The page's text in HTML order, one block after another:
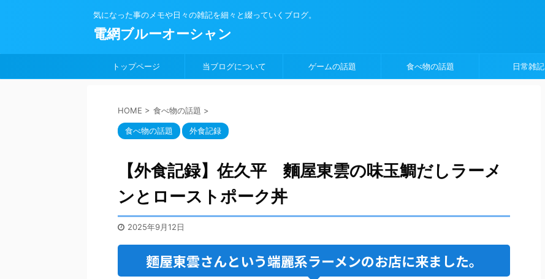
気になった事のメモや日々の雑記を細々と綴っていくブログ。
電網ブルーオーシャン
トップページ 当ブログについて ゲームの話題 食べ物の話題 日常雑記
HOME > 食べ物の話題 >
食べ物の話題 外食記録
【外食記録】佐久平 麵屋東雲の味玉鯛だしラーメ
ンとローストポーク丼
2025年9月12日
麵屋東雲さんという端麗系ラーメンのお店に来ました。